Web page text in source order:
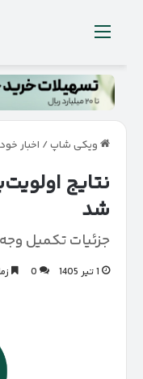
منو
ویکی شاپ/ اخبار
نتایج
شد
جزئیات تکمیل وجه
1 تیر 1405 0